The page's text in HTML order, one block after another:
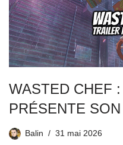
WASTED CHEF
PRÉSENTE
Balin 31 mai 2026